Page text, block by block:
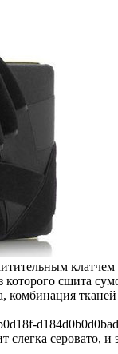
которого сшита
комбинация
слегка серовато,